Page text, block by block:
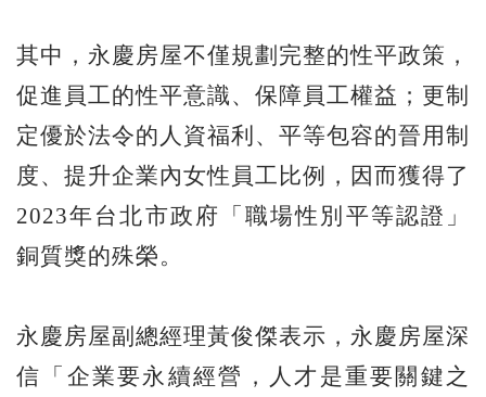
其中，永慶房屋不僅規劃完整的性平政策，
促進員工的性平意識、保障員工權益；更制
定優於法令的人資福利、平等包容的晉用制
度、提升企業內女性員工比例，因而獲得了
2023年台北市政府「職場性別平等認證」
銅質獎的殊榮。
永慶房屋副總經理黃俊傑表示，永慶房屋深
信「企業要永續經營，人才是重要關鍵之